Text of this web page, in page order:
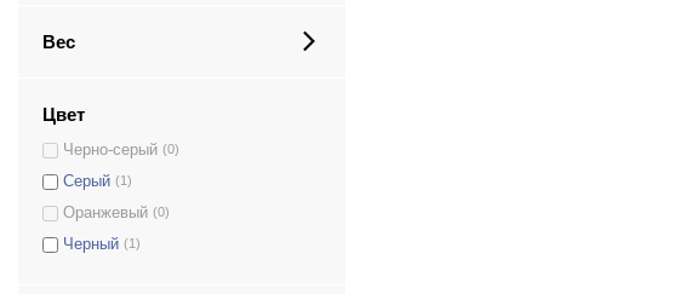
Вес
Цвет
Черно-серый (0)
Серый (1)
Оранжевый (0)
Черный (1)